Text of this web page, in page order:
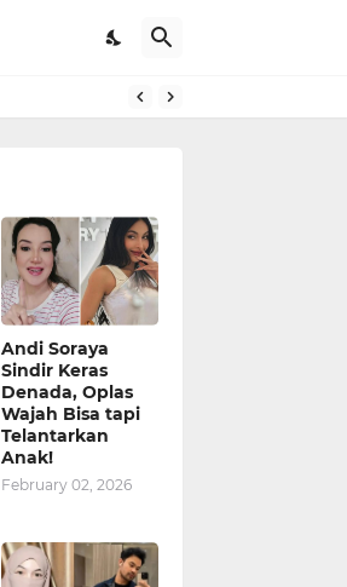
Andi Soraya
Sindir Keras
Denada, Oplas
Wajah Bisa tapi
Telantarkan
Anak!
February 02, 2026